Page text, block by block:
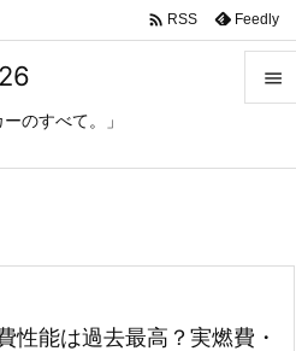
のすべて。」

次へ
 RSS Feedly
性能は過去最高？実燃費・